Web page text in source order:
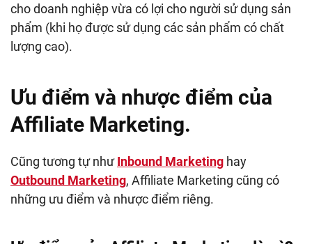
cho doanh nghiệp vừa có lợi cho người sử dụng sản
phẩm (khi họ được sử dụng các sản phẩm có chất
lượng cao).
Ưu điểm và nhược điểm của
Affiliate Marketing.
Cũng tương tự nhưInbound Marketing hay
Outbound Marketing, Affiliate Marketing cũng có
những ưu điểm và nhược điểm riêng.